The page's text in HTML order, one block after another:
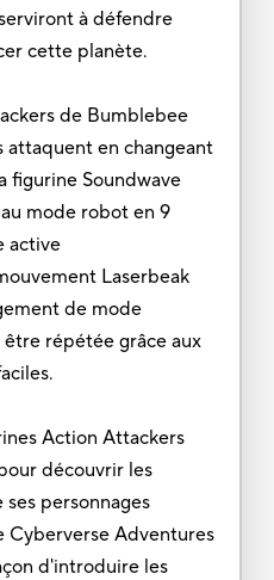
à défendre
cette planète.
de Bumblebee
en changeant
figurine Soundwave
mode robot en 9
active
Laserbeak
de mode
répétée grâce aux
Action Attackers
découvrir les
personnages
Cyberverse Adventures
d'introduire les